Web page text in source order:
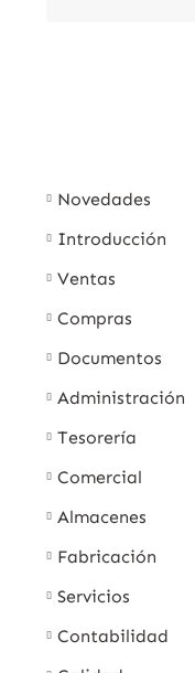
Novedades
Introducción
Ventas
Compras
Documentos
Administración
Tesorería
Comercial
Almacenes
Fabricación
Servicios
Contabilidad